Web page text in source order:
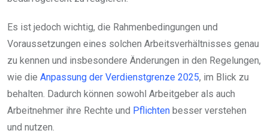
Es ist jedoch wichtig, die Rahmenbedingungen und
Voraussetzungen eines solchen Arbeitsverhältnisses genau
zu kennen und insbesondere Änderungen in den Regelungen,
wie die Anpassung der Verdienstgrenze 2025, im Blick zu
behalten. Dadurch können sowohl Arbeitgeber als auch
Arbeitnehmer ihre Rechte und Pflichten besser verstehen
und nutzen.